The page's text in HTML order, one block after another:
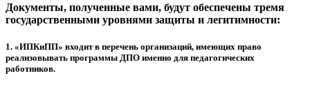
Документы, полученные вами, будут обеспечены тремя
государственными уровнями защиты и легитимности:
1. «ИПКиПП» входит в перечень организаций, имеющих право
реализовывать программы ДПО именно для педагогических
работников.